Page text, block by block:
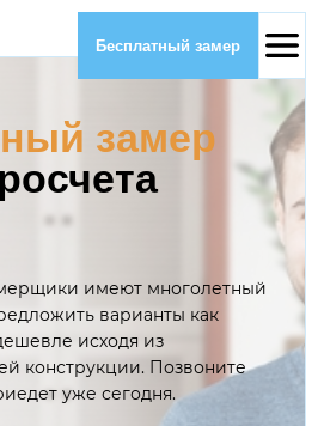
Бесплатный замер
замер
имеют многолетный
варианты как
исходя из
конструкции. Позвоните
уже сегодня.